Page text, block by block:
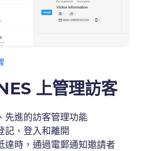
上管理訪客
先進的訪客管理功能
記、登入和離開
達時，通過電郵通知邀請者